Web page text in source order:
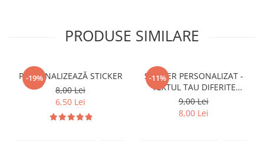
STICKERE UTILAJE AGRICOLE
STICKERE PERSONALIZATE
PRODUSE PERSONALIZATE FIRME
CARTI DE VIZITA
ECHIPAMENT DE LUCRU
PRODUSE SIMILARE
-19%
PERSONALIZEAZĂ STICKER
8,00 Lei
6,50 Lei
-11%
STICKER PERSONALIZAT -
TEXTUL TAU DIFERITE
FONTURI
9,00 Lei
8,00 Lei